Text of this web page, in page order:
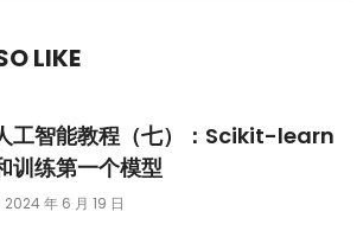
LIKE
工智能教程（七）：Scikit-learn
训练第一个模型
2024 年 6 月 19 日